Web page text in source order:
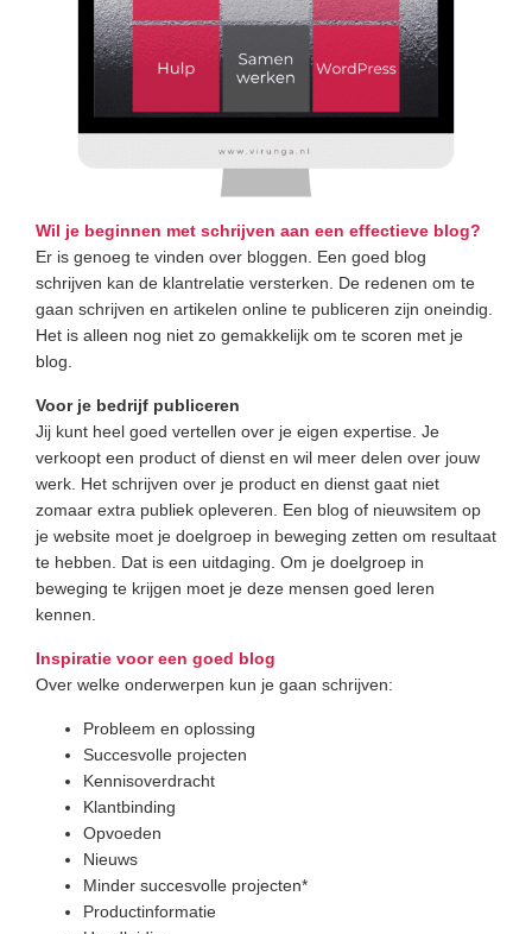
Wil je beginnen met schrijven aan een effectieve blog?
Er is genoeg te vinden over bloggen. Een goed blog
schrijven kan de klantrelatie versterken. De redenen om te
gaan schrijven en artikelen online te publiceren zijn oneindig.
Het is alleen nog niet zo gemakkelijk om te scoren met je
blog.
Voor je bedrijf publiceren
Jij kunt heel goed vertellen over je eigen expertise. Je
verkoopt een product of dienst en wil meer delen over jouw
werk. Het schrijven over je product en dienst gaat niet
zomaar extra publiek opleveren. Een blog of nieuwsitem op
je website moet je doelgroep in beweging zetten om resultaat
te hebben. Dat is een uitdaging. Om je doelgroep in
beweging te krijgen moet je deze mensen goed leren
kennen.
Inspiratie voor een goed blog
Over welke onderwerpen kun je gaan schrijven:
Probleem en oplossing
Succesvolle projecten
Kennisoverdracht
Klantbinding
Opvoeden
Nieuws
Minder succesvolle projecten*
Productinformatie